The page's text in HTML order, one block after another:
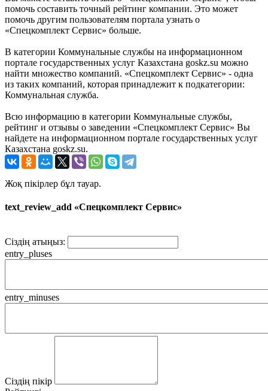
помочь составить точный рейтинг компании. Это может
помочь другим пользователям портала узнать о
«Спецкомплект Сервис» больше.
В категории Коммунальные службы на информационном
портале государственных услуг Казахстана goskz.su можно
найти множество компаний. «Спецкомплект Сервис» - одна
из таких компаний, которая принадлежит к подкатегории:
Коммунальная служба.
Всю информацию в категории Коммунальные службы,
рейтинг и отзывы о заведении «Спецкомплект Сервис» Вы
найдете на информационном портале государственных услуг
Казахстана goskz.su.
Жоқ пікірлер бұл тауар.
text_review_add «Спецкомплект Сервис»
Сіздің атыңыз:
entry_pluses
entry_minuses
Сіздің пікір